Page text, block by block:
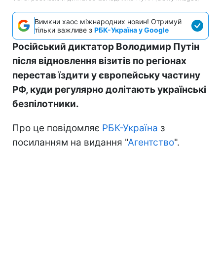
Вимкни хаос міжнародних новин! Отримуй
тільки важливе з РБК-Україна у Google
Російський диктатор Володимир Путін
після відновлення візитів по регіонах
перестав їздити у європейську частину
РФ, куди регулярно долітають українські
безпілотники.
Про це повідомляє РБК-Україна з
посиланням на видання "Агентство".